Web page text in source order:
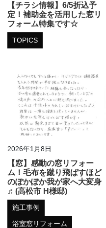
【チラシ情報】6/5折込予
定！補助金を活用した窓リ
フォーム特集です☆
TOPICS
2026年1月8日
【窓】感動の窓リフォー
ム！毛布を蹴り飛ばすほど
のぽかぽか我が家へ大変身
♬(高松市 H様邸)
施工事例
浴室窓リフォーム